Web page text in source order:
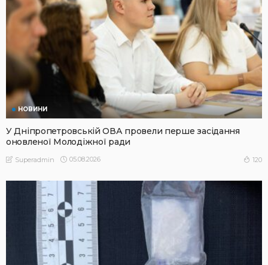
НОВИНИ
У Дніпропетровській ОВА провели перше засідання
оновленої Молодіжної ради
Superadmin 05.08.2026 120